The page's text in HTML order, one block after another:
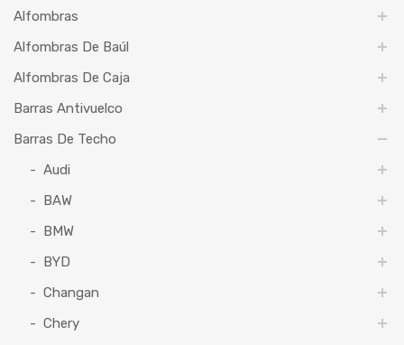
Alfombras
Alfombras De Baúl
Alfombras De Caja
Barras Antivuelco
Barras De Techo
Audi
BAW
BMW
BYD
Changan
Chery